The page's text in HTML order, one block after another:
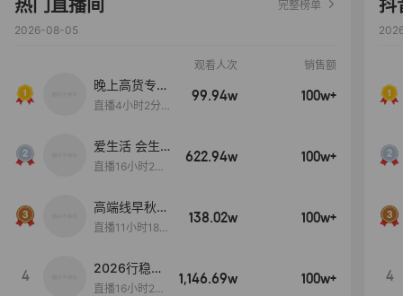
热门直播间
完整榜单
2026-08-05
观看人次 销售额
晚上高货专场
大放漏
直播4小时2分5
99.94w 100w+
爱生活 会生
活
直播16小时24
622.94w 100w+
高端线早秋现
货首发
直播11小时18分
138.02w 100w+
4
2026行稳致
远
直播16小时20
1,146.69w 100w+
抖
4